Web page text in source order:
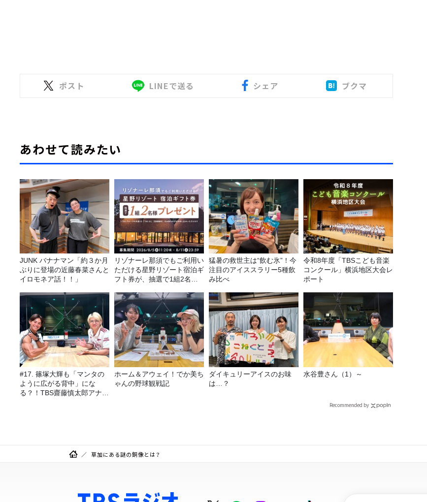
ポスト LINEで送る シェア ブクマ
あわせて読みたい
JUNK バナナマン「約３か月
ぶりに登場の近藤春菜さんと
イロモネア話！！」
リゾナーレ那須でもご利用い
ただける星野リゾート宿泊ギ
フト券が、抽選で1組2名様
猛暑の救世主は“飲む氷”！今
注目のアイススラリー5種飲
み比べ
令和8年度「TBSこども音楽
コンクール」横浜地区大会レ
ポート
#17. 篠塚大輝も「マンタの
ように広がる背中」にな
る？！TBS齋藤慎太郎アナに
ホーム＆アウェイ！でか美ち
ゃんの野球観戦記
ダイキュリーアイスのお味
は…？
水谷豊さん（1）～
Recommended by
草加にある謎の銅像とは？